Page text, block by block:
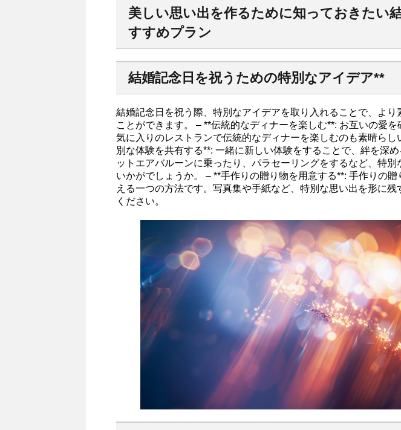
美しい思い出を作るために知っておきたい
すすめプラン
結婚記念日を祝うための特別なアイデア**
結婚記念日を祝う際、特別なアイデアを取り入れることで、より
ことができます。 – **伝統的なディナーを楽しむ**: お互いの愛
気に入りのレストランで伝統的なディナーを楽しむのも素晴らし
別な体験を共有する**: 一緒に新しい体験をすることで、絆を深
ットエアバルーンに乗ったり、パラセーリングをするなど、特別
いかがでしょうか。 – **手作りの贈り物を用意する**: 手作りの
える一つの方法です。写真集や手紙など、特別な思い出を形に残
ください。